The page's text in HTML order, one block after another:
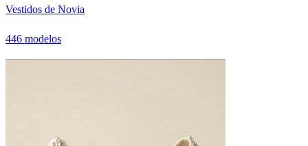
Vestidos de Novia
446 modelos